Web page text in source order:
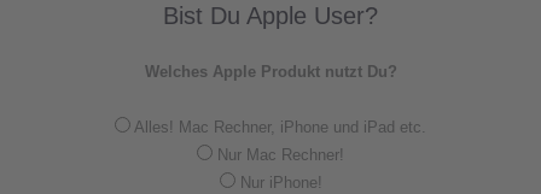
Bist Du Apple User?
Welches Apple Produkt nutzt Du?
Alles! Mac Rechner, iPhone und iPad etc.
Nur Mac Rechner!
Nur iPhone!